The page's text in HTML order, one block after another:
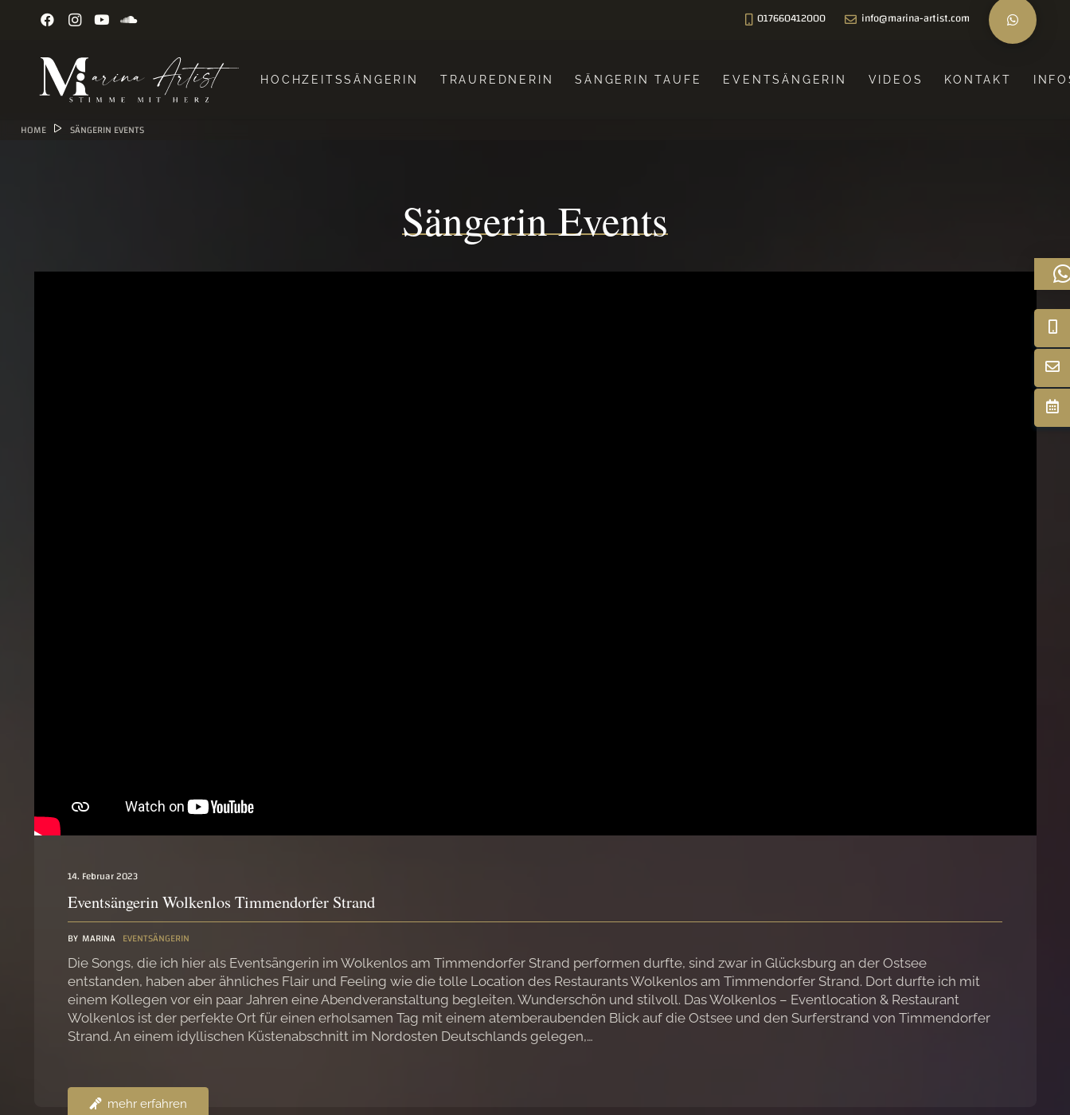
017660412000 info@marina-artist.com
HOCHZEITSSÄNGERIN TRAUREDNERIN SÄNGERIN TAUFE EVENTSÄNGERIN VIDEOS KONTAKT
HOME SÄNGERIN EVENTS
Sängerin Events
14. Februar 2023
Eventsängerin Wolkenlos Timmendorfer Strand
BY MARINA EVENTSÄNGERIN
Die Songs, die ich hier als Eventsängerin im Wolkenlos am Timmendorfer Strand performen durfte, sind zwar in Glücksburg an der Ostsee
entstanden, haben aber ähnliches Flair und Feeling wie die tolle Location des Restaurants Wolkenlos am Timmendorfer Strand. Dort durfte ich mit
einem Kollegen vor ein paar Jahren eine Abendveranstaltung begleiten. Wunderschön und stilvoll. Das Wolkenlos – Eventlocation & Restaurant
Wolkenlos ist der perfekte Ort für einen erholsamen Tag mit einem atemberaubenden Blick auf die Ostsee und den Surferstrand von Timmendorfer
Strand. An einem idyllischen Küstenabschnitt im Nordosten Deutschlands gelegen,…
mehr erfahren